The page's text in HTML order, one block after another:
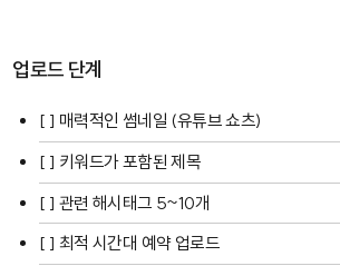
업로드 단계
[ ] 매력적인 썸네일 (유튜브 쇼츠)
[ ] 키워드가 포함된 제목
[ ] 관련 해시태그 5~10개
[ ] 최적 시간대 예약 업로드